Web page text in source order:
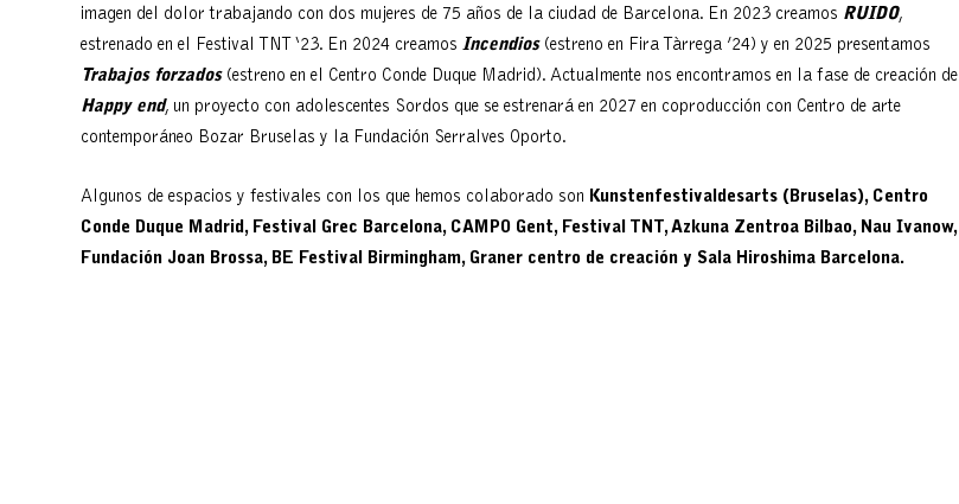
imagen del dolor trabajando con dos mujeres de 75 años de la ciudad de Barcel ona. En 2023 creamos RUIDO,
estrenado en el Festival TNT ‘23. En 2024 creamos Incendios(estreno en Fira Tàrrega ’24) y en 2025 presentamos
Trabajos forzados(estreno en el Centro Conde Duque Madrid). Actualmente nos encontramos en la fase de creación de
Happy end, un proyecto con adolescentes Sordos que se estrenará en 2027 en coproducción con Centro de arte
contemporáneo Bozar Bruselas y la Fundación Serralves Oporto.
Algunos de espacios y festivales con los que hemos colaborado son Kunstenfestivaldesarts (Bruselas), Centro
Conde Duque Madrid, Festival Grec Barcelona, CAMPO Gent, Festival TNT, Azkuna Zentroa Bilbao, Nau Ivanow,
Fundación Joan Brossa, BE Festival Birmingham, Graner centro de creación y Sala Hiroshima Barcelona.